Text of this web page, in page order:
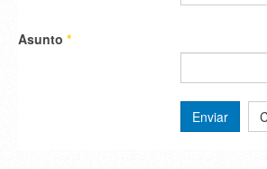
Asunto *
Enviar